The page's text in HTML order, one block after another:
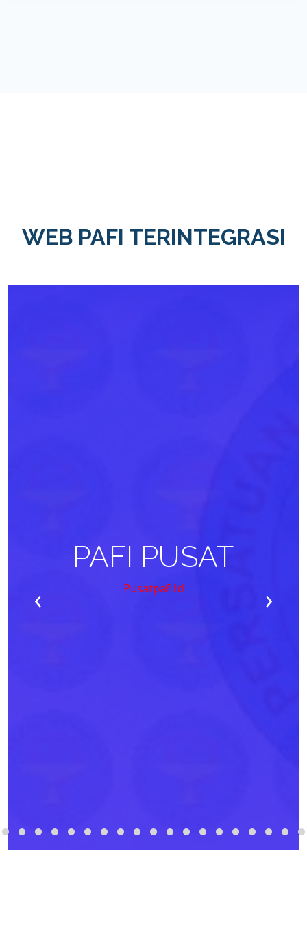
WEB PAFI TERINTEGRASI
PAFI PUSAT
Pusatpafi.id
‹ ›